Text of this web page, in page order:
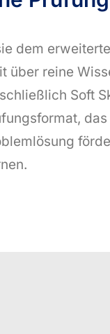
dem
über reine
Soft